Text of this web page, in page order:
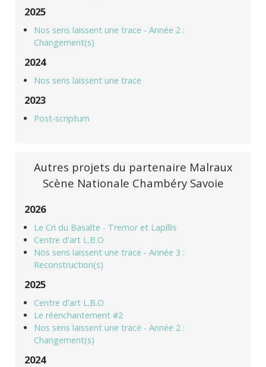
2025
Nos sens laissent une trace - Année 2 :
Changement(s)
2024
Nos sens laissent une trace
2023
Post-scriptum
Autres projets du partenaire Malraux
Scène Nationale Chambéry Savoie
2026
Le Cri du Basalte - Tremor et Lapillis
Centre d'art L.B.O
Nos sens laissent une trace - Année 3 :
Reconstruction(s)
2025
Centre d'art L.B.O
Le réenchantement #2
Nos sens laissent une trace - Année 2 :
Changement(s)
2024